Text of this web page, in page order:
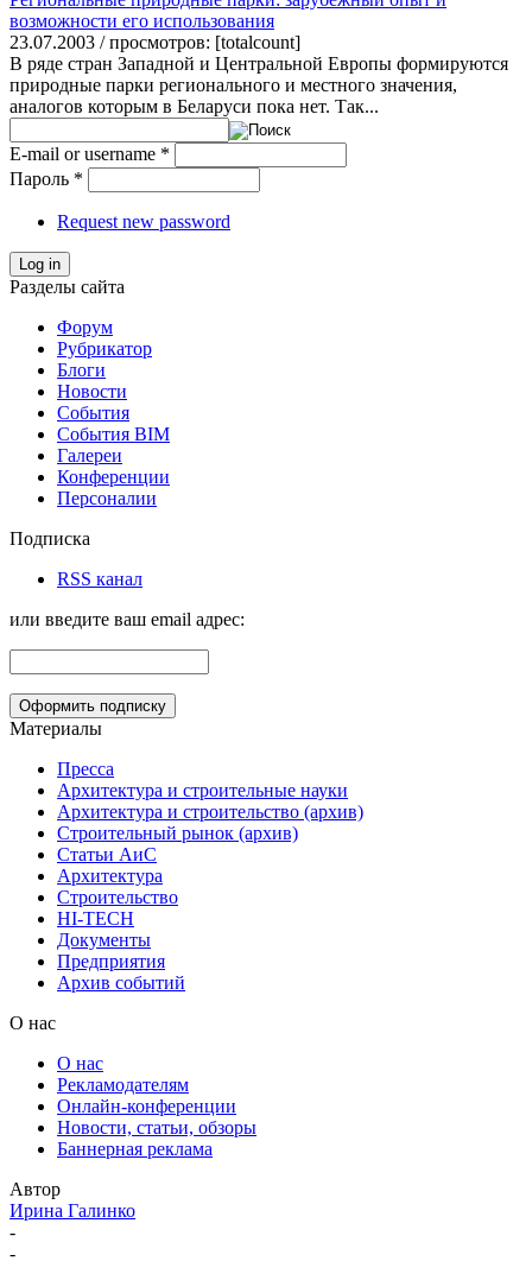
возможности его использования
23.07.2003 / просмотров: [totalcount]
В ряде стран Западной и Центральной Европы формируются
природные парки регионального и местного значения,
аналогов которым в Беларуси пока нет. Так...
E-mail or username *
Пароль *
Request new password
Log in
Разделы сайта
Форум
Рубрикатор
Блоги
Новости
События
События BIM
Галереи
Конференции
Персоналии
Подписка
RSS канал
или введите ваш email адрес:
Материалы
Пресса
Архитектура и строительные науки
Архитектура и строительство (архив)
Строительный рынок (архив)
Статьи АиС
Архитектура
Строительство
HI-TECH
Документы
Предприятия
Архив событий
О нас
О нас
Рекламодателям
Онлайн-конференции
Новости, статьи, обзоры
Баннерная реклама
Автор
Ирина Галинко
-
-